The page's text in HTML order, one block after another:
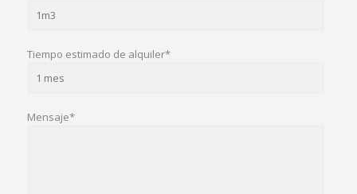
Tiempo estimado de alquiler*
Mensaje*